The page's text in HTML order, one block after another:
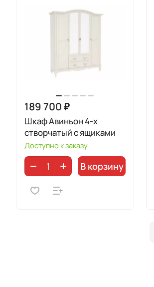
189 700 ₽
Шкаф Авиньон 4-х
створчатый с ящиками
Доступно к заказу
В корзину